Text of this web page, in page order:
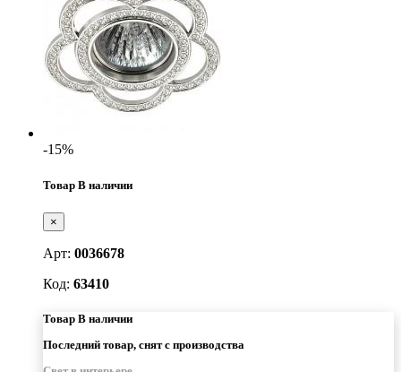
-15%
Товар В наличии
×
Арт: 0036678
Код: 63410
Товар В наличии
Последний товар, снят с производства